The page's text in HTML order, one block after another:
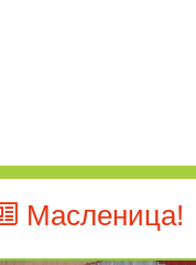
Масленица!